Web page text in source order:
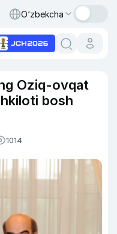
O‘zbekcha
Oziq-ovqat
bosh
1014